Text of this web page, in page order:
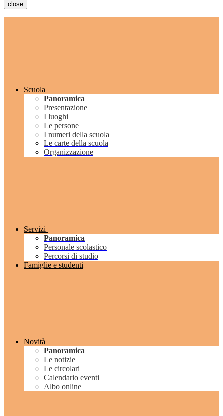
close
Scuola
Panoramica
Presentazione
I luoghi
Le persone
I numeri della scuola
Le carte della scuola
Organizzazione
Servizi
Panoramica
Personale scolastico
Percorsi di studio
Famiglie e studenti
Novità
Panoramica
Le notizie
Le circolari
Calendario eventi
Albo online